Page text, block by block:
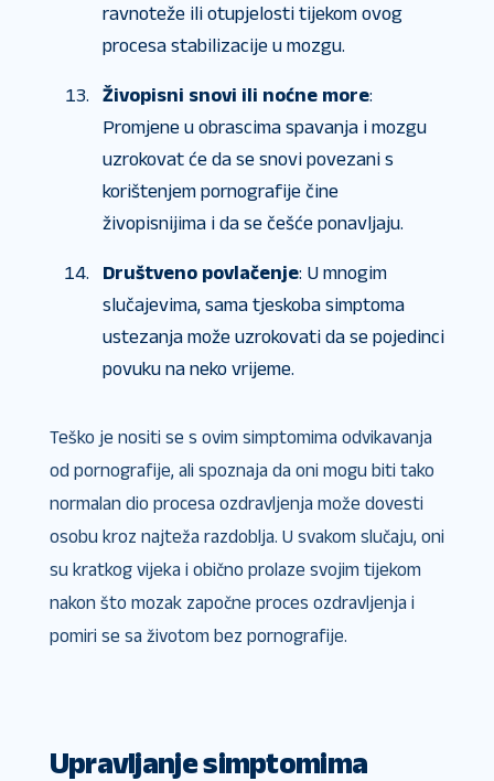
ravnoteže ili otupjelosti tijekom ovog
procesa stabilizacije u mozgu.
Živopisni snovi ili noćne more:
Promjene u obrascima spavanja i mozgu
uzrokovat će da se snovi povezani s
korištenjem pornografije čine
živopisnijima i da se češće ponavljaju.
Društveno povlačenje: U mnogim
slučajevima, sama tjeskoba simptoma
ustezanja može uzrokovati da se pojedinci
povuku na neko vrijeme.
Teško je nositi se s ovim simptomima odvikavanja
od pornografije, ali spoznaja da oni mogu biti tako
normalan dio procesa ozdravljenja može dovesti
osobu kroz najteža razdoblja. U svakom slučaju, oni
su kratkog vijeka i obično prolaze svojim tijekom
nakon što mozak započne proces ozdravljenja i
pomiri se sa životom bez pornografije.
Upravljanje simptomima